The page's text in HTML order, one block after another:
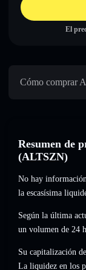
El
Cómo comprar
Resumen de
(ALTSZN)
No hay
la escasísima
Según la última
un volumen de 24
Su capitalización
La liquidez en los